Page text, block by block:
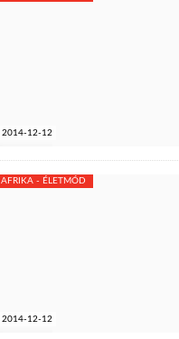
2014-12-12
2014-12-12
AFRIKA - ÉLETMÓD